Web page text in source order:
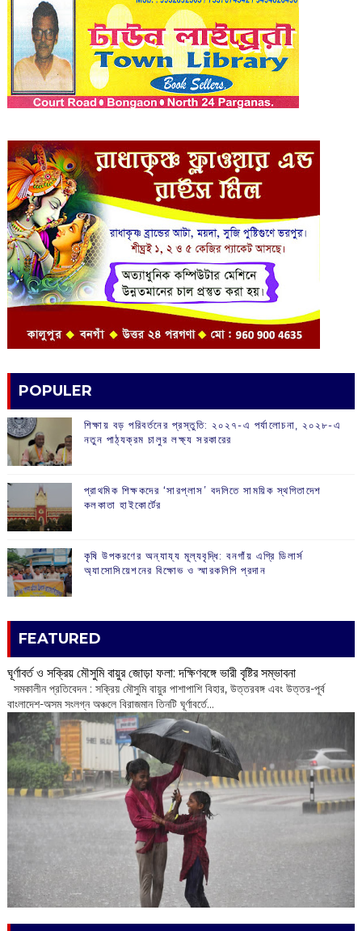
POPULER
শিক্ষায় বড় পরিবর্তনের প্রস্তুতি: ২০২৭-এ পর্যালোচনা, ২০২৮-এ
নতুন পাঠ্যক্রম চালুর লক্ষ্য সরকারের
প্রাথমিক শিক্ষকদের ‘সারপ্লাস’ বদলিতে সাময়িক স্থগিতাদেশ
কলকাতা হাইকোর্টের
কৃষি উপকরণের অন্যায্য মূল্যবৃদ্ধি: বনগাঁয় এগ্রি ডিলার্স
অ্যাসোসিয়েশনের বিক্ষোভ ও স্মারকলিপি প্রদান
FEATURED
ঘূর্ণাবর্ত ও সক্রিয় মৌসুমি বায়ুর জোড়া ফলা: দক্ষিণবঙ্গে ভারী বৃষ্টির সম্ভাবনা
সমকালীন প্রতিবেদন : সক্রিয় মৌসুমি বায়ুর পাশাপাশি বিহার, উত্তরবঙ্গ এবং উত্তর-পূর্ব
বাংলাদেশ-অসম সংলগ্ন অঞ্চলে বিরাজমান তিনটি ঘূর্ণাবর্তে...